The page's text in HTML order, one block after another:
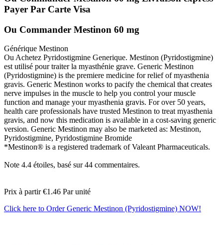
Payer Par Carte Visa
Ou Commander Mestinon 60 mg
Générique Mestinon
Ou Achetez Pyridostigmine Generique. Mestinon (Pyridostigmine)
est utilisé pour traiter la myasthénie grave. Generic Mestinon
(Pyridostigmine) is the premiere medicine for relief of myasthenia
gravis. Generic Mestinon works to pacify the chemical that creates
nerve impulses in the muscle to help you control your muscle
function and manage your myasthenia gravis. For over 50 years,
health care professionals have trusted Mestinon to treat myasthenia
gravis, and now this medication is available in a cost-saving generic
version. Generic Mestinon may also be marketed as: Mestinon,
Pyridostigmine, Pyridostigmine Bromide
*Mestinon® is a registered trademark of Valeant Pharmaceuticals.
Note 4.4 étoiles, basé sur44 commentaires.
Prix à partir€1.46 Par unité
Click here to Order Generic Mestinon (Pyridostigmine) NOW!